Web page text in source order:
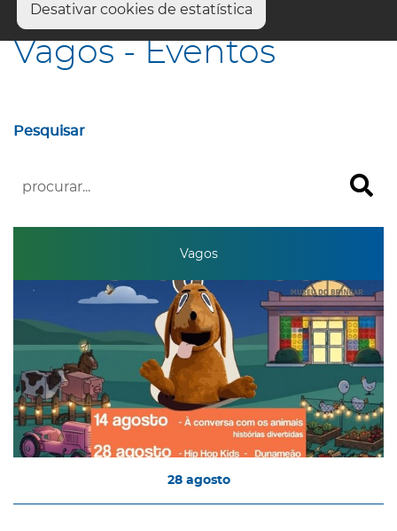
Desativar cookies de estatística
Vagos - Eventos
Pesquisar
Vagos
28 agosto